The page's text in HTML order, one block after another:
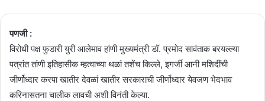
पणजी :
विरोधी पक्ष फुडारी युरी आलेमाव हांणी मुख्यमंत्री डॉ. प्रमोद सावंताक बरयल्ल्या
पत्रांत तांणी इतिहासीक म्हत्वाच्या थळां तशेंच किल्ले, इगर्जी आनी मशिदींची
जीर्णोध्दार करपा खातीर देवळां खातीर सरकाराची जीर्णोध्दार येवजण भेदभाव
करिनासतना चालीक लावची अशी विनंती केल्या.